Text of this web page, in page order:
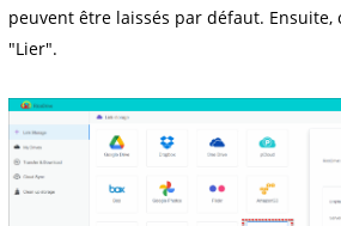
peuvent être laissés par défaut.
"Lier".